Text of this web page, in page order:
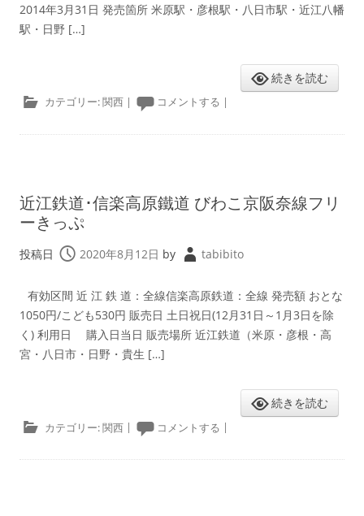
2014年3月31日 発売箇所 米原駅・彦根駅・八日市駅・近江八幡
駅・日野 […]
続きを読む
カテゴリー:関西 | コメントする |
近江鉄道･信楽高原鐵道 びわこ京阪奈線フリ
ーきっぷ
投稿日 2020年8月12日 by tabibito
有効区間 近 江 鉄 道：全線信楽高原鉄道：全線 発売額 おとな
1050円/こども530円 販売日 土日祝日(12月31日～1月3日を除
く) 利用日 購入日当日 販売場所 近江鉄道（米原・彦根・高
宮・八日市・日野・貴生 […]
続きを読む
カテゴリー:関西 | コメントする |